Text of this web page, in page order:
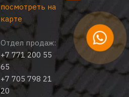
посмотреть на
карте
Отдел продаж:
+7 771 200 55
65
+7 705 798 21
20